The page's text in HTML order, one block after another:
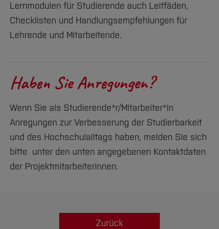
Lernmodulen für Studierende auch Leitfäden,
Checklisten und Handlungsempfehlungen für
Lehrende und Mitarbeitende.
Haben Sie Anregungen?
Wenn Sie als Studierende*r/Mitarbeiter*in
Anregungen zur Verbesserung der Studierbarkeit
und des Hochschulalltags haben, melden Sie sich
bitte unter den unten angegebenen Kontaktdaten
der Projektmitarbeiterinnen.
Zurück